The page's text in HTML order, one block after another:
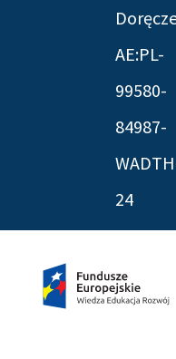
AE:PL-
99580-
84987-
24